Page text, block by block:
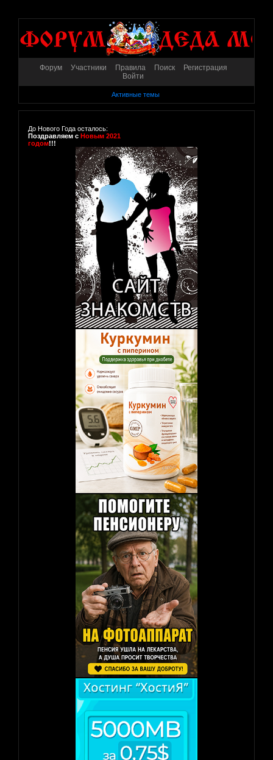
Форум Участники Правила Поиск
Регистрация
Войти
Активные темы
До Нового Года осталось:
Поздравляем с Новым 2021
годом!!!